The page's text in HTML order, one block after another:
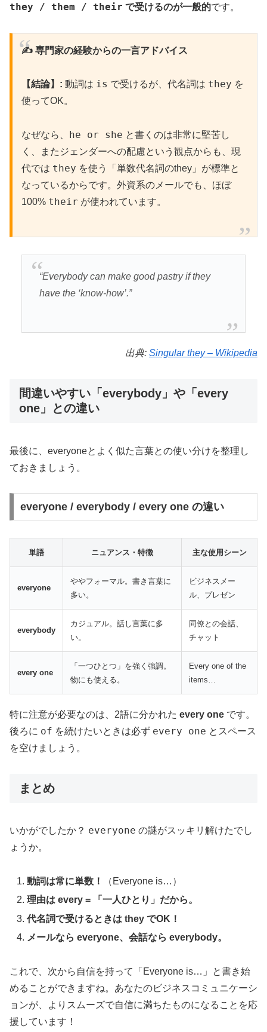
they / them / their で受けるのが一般的です。
✍️ 専門家の経験からの一言アドバイス
【結論】: 動詞は is で受けるが、代名詞は they を
使ってOK。
なぜなら、 he or she と書くのは非常に堅苦し
く、またジェンダーへの配慮という観点からも、現
代では they を使う「単数代名詞のthey」が標準と
なっているからです。外資系のメールでも、ほぼ
100% their が使われています。
“Everybody can make good pastry if they
have the ‘know-how’.”
出典: Singular they – Wikipedia
間違いやすい「everybody」や「every
one」との違い
最後に、everyoneとよく似た言葉との使い分けを整理し
ておきましょう。
everyone / everybody / every one の違い
単語 ニュアンス・特徴 主な使用シーン
everyone
ややフォーマル。書き言葉に
多い。
ビジネスメー
ル、プレゼン
everybody
カジュアル。話し言葉に多
い。
同僚との会話、
チャット
every one
「一つひとつ」を強く強調。
物にも使える。
Every one of the
items…
特に注意が必要なのは、2語に分かれた every one です。
後ろに of を続けたいときは必ず every one とスペース
を空けましょう。
まとめ
いかがでしたか？ everyone の謎がスッキリ解けたでし
ょうか。
動詞は常に単数！
（Everyone is…）
理由は every = 「一人ひとり」だから。
代名詞で受けるときは they でOK！
メールなら everyone、会話なら everybody。
これで、次から自信を持って「Everyone is…」と書き始
めることができますね。あなたのビジネスコミュニケーシ
ョンが、よりスムーズで自信に満ちたものになることを応
援しています！